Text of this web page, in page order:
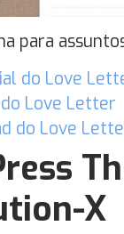
para
do Love
Love Letter
do Love
X